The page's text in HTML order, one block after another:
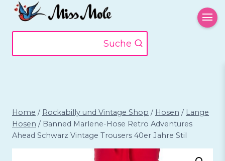
Zum
Inhalt
springen
Suche
Home / Rockabilly und Vintage Shop / Hosen / Lange
Hosen / Banned Marlene-Hose Retro Adventures
Ahead Schwarz Vintage Trousers 40er Jahre Stil